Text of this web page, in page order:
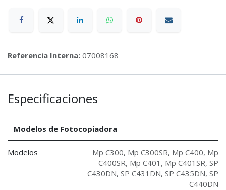
Referencia Interna: 07008168
Especificaciones
Modelos de Fotocopiadora
Modelos Mp C300, Mp C300SR, Mp C400, Mp
C400SR, Mp C401 , Mp C401SR, SP
C430DN, SP C431DN, SP C435DN, SP
C440DN